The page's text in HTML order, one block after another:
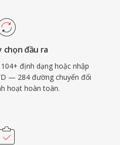
chọn đầu ra
định dạng hoặc nhập
— 284 đường chuyển đổi
hoạt hoàn toàn.